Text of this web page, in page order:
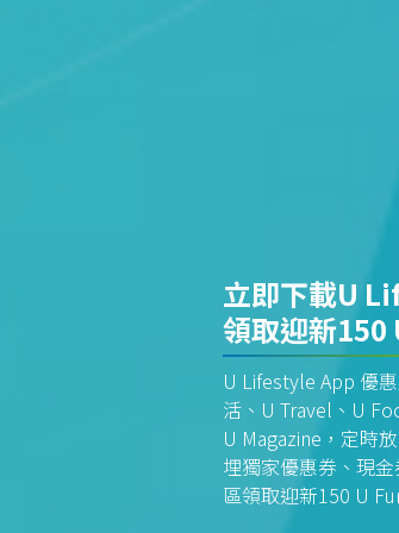
立即下載U
領取迎新150
U Lifestyle App 優
活、U Travel、U
U Magazine，定時
埋獨家優惠券、現
區領取迎新150 U